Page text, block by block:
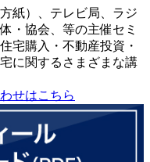
紙）、テレビ局、ラジ
・協会、等の主催セミ
宅購入・不動産投資・
に関するさまざまな講